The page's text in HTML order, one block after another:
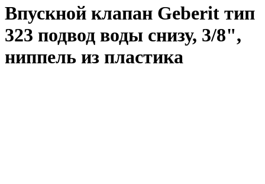
Впускной клапан Geberit тип
323 подвод воды снизу, 3/8",
ниппель из пластика